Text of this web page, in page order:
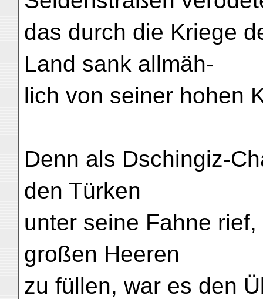
das durch die Kriege
Land sank allmäh-
lich von seiner hohen
Denn als Dschingiz-
den Türken
unter seine Fahne
großen Heeren
zu füllen, war es den